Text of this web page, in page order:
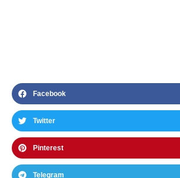
Facebook
Twitter
Pinterest
Telegram